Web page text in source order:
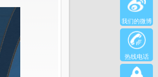
我们的微博
热线电话